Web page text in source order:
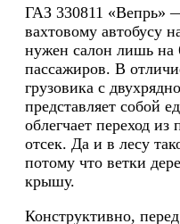
ГАЗ 330811 «Вепрь»
вахтовому автобусу
нужен салон лишь на
пассажиров. В
грузовика с
представляет собой
облегчает переход из
отсек. Да и в лесу
потому что ветки
крышу.
Конструктивно,